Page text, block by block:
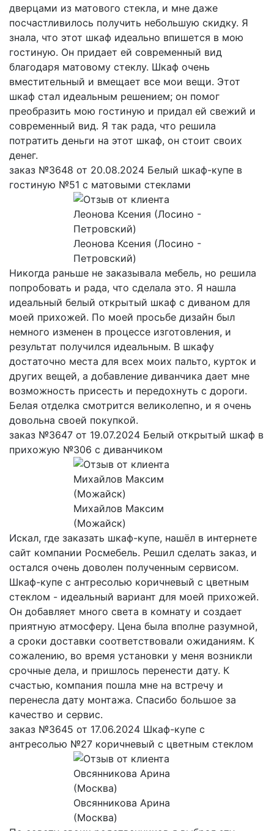
дверцами из матового стекла, и мне даже
посчастливилось получить небольшую скидку. Я
знала, что этот шкаф идеально впишется в мою
гостиную. Он придает ей современный вид
благодаря матовому стеклу. Шкаф очень
вместительный и вмещает все мои вещи. Этот
шкаф стал идеальным решением; он помог
преобразить мою гостиную и придал ей свежий и
современный вид. Я так рада, что решила
потратить деньги на этот шкаф, он стоит своих
денег.
заказ №3648 от 20.08.2024 Белый шкаф-купе в
гостиную №51 с матовыми стеклами
Леонова Ксения (Лосино -
Петровский)
Никогда раньше не заказывала мебель, но решила
попробовать и рада, что сделала это. Я нашла
идеальный белый открытый шкаф с диваном для
моей прихожей. По моей просьбе дизайн был
немного изменен в процессе изготовления, и
результат получился идеальным. В шкафу
достаточно места для всех моих пальто, курток и
других вещей, а добавление диванчика дает мне
возможность присесть и передохнуть с дороги.
Белая отделка смотрится великолепно, и я очень
довольна своей покупкой.
заказ №3647 от 19.07.2024 Белый открытый шкаф в
прихожую №306 с диванчиком
Михайлов Максим
(Можайск)
Искал, где заказать шкаф-купе, нашёл в интернете
сайт компании Росмебель. Решил сделать заказ, и
остался очень доволен полученным сервисом.
Шкаф-купе с антресолью коричневый с цветным
стеклом - идеальный вариант для моей прихожей.
Он добавляет много света в комнату и создает
приятную атмосферу. Цена была вполне разумной,
а сроки доставки соответствовали ожиданиям. К
сожалению, во время установки у меня возникли
срочные дела, и пришлось перенести дату. К
счастью, компания пошла мне на встречу и
перенесла дату монтажа. Спасибо большое за
качество и сервис.
заказ №3645 от 17.06.2024 Шкаф-купе с
антресолью №27 коричневый с цветным стеклом
Овсянникова Арина
(Москва)